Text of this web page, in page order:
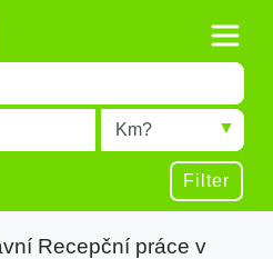
results.
results.
Radius
Filter
Recepční práce v